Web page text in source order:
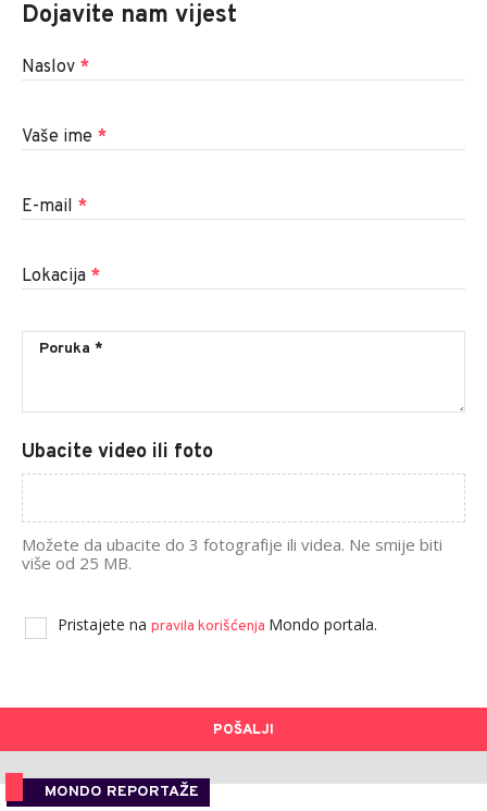
Dojavite nam vijest
Naslov *
Vaše ime *
E-mail *
Lokacija *
Ubacite video ili foto
Možete da ubacite do 3 fotografije ili videa. Ne smije biti
više od 25 MB.
Pristajete na pravila korišćenja Mondo portala.
POŠALJI
MONDO REPORTAŽE